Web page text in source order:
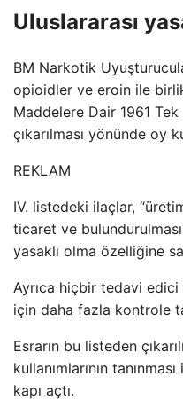
Uluslararası
BM Narkotik
opioidler ve eroin ile
Maddelere Dair 1961
çıkarılması yönünde oy
REKLAM
IV. listedeki ilaçlar,
ticaret ve
yasaklı olma özelliğine
Ayrıca hiçbir tedavi edici
için daha fazla kontrole
Esrarın bu listeden
kullanımlarının
kapı açtı.